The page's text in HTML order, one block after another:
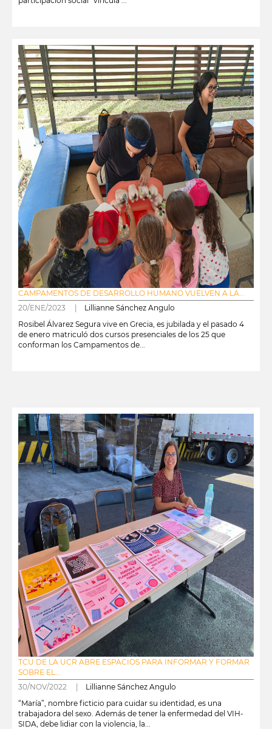
CAMPAMENTOS DE DESARROLLO HUMANO VUELVEN A LA...
20/ENE/2023 | Lillianne Sánchez Angulo
Rosibel Álvarez Segura vive en Grecia, es jubilada y el pasado 4
de enero matriculó dos cursos presenciales de los 25 que
conforman los Campamentos de...
TCU DE LA UCR ABRE ESPACIOS PARA INFORMAR Y FORMAR
SOBRE EL...
30/NOV/2022 | Lillianne Sánchez Angulo
“María”, nombre ficticio para cuidar su identidad, es una
trabajadora del sexo. Además de tener la enfermedad del VIH-
SIDA, debe lidiar con la violencia, la...